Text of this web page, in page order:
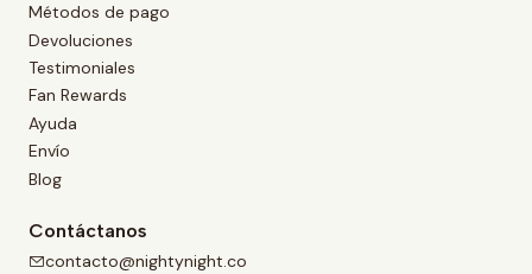
Métodos de pago
Devoluciones
Testimoniales
Fan Rewards
Ayuda
Envío
Blog
Contáctanos
contacto@nightynight.co